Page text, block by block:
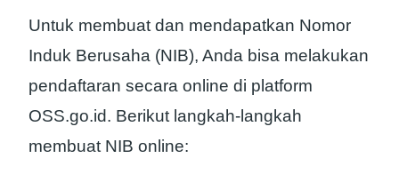
Untuk membuat dan mendapatkan Nomor
Induk Berusaha (NIB), Anda bisa melakukan
pendaftaran secara online di platform
OSS.go.id. Berikut langkah-langkah
membuat NIB online: